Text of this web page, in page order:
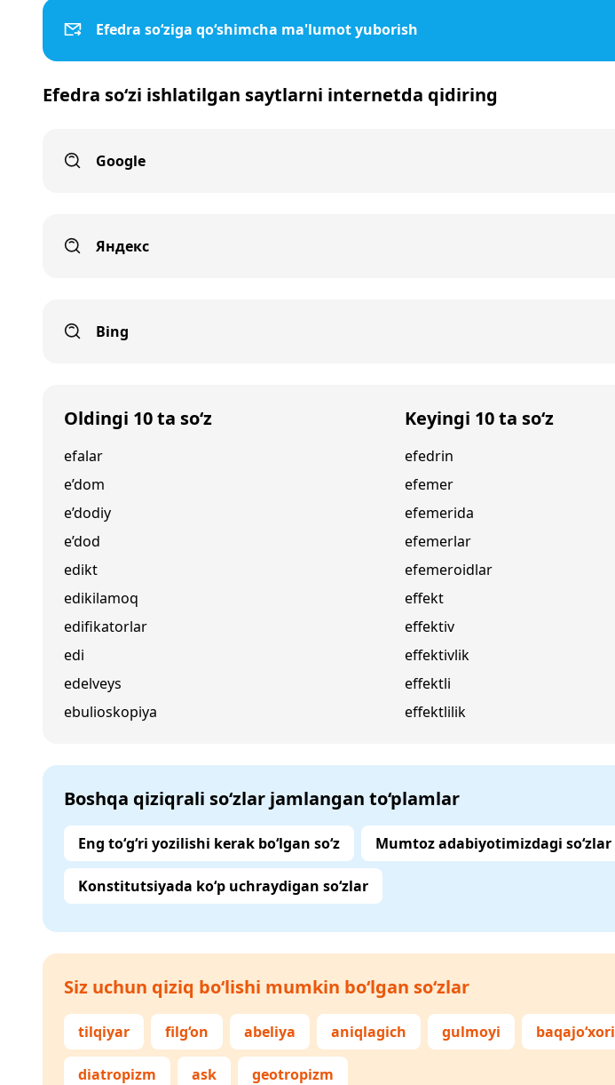
Efedra so‘ziga qo‘shimcha ma'lumot yuborish
Efedra so‘zi ishlatilgan saytlarni internetda qidiring
Google
Яндекс
Bing
Oldingi 10 ta so‘z
efalar
e’dom
e’dodiy
e’dod
edikt
edikilamoq
edifikatorlar
edi
edelveys
ebulioskopiya
Keyingi 10 ta so‘z
efedrin
efemer
efemerida
efemerlar
efemeroidlar
effekt
effektiv
effektivlik
effektli
effektlilik
Boshqa qiziqrali so‘zlar jamlangan to‘plamlar
Eng to‘g‘ri yozilishi kerak bo‘lgan so‘z Mumtoz adabiyotimizdagi so‘zlar
Konstitutsiyada ko‘p uchraydigan so‘zlar
Siz uchun qiziq bo‘lishi mumkin bo‘lgan so‘zlar
tilqiyar filg‘on abeliya aniqlagich gulmoyi baqajo‘xori
diatropizm ask geotropizm